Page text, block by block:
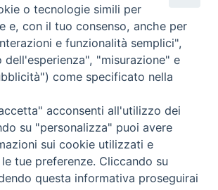
2019 - Tutti i diritti riservati - Vita
Torna
o tecnologie simili per
e, con il tuo consenso, anche per
e funzionalità semplici",
dell'esperienza", "misurazione" e
come specificato nella
acconsenti all'utilizzo dei
su "personalizza" puoi avere
sui cookie utilizzati e
tue preferenze. Cliccando su
questa informativa proseguirai